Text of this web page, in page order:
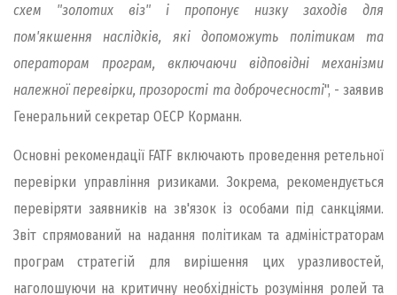
схем "золотих віз" і пропонує низку заходів для
пом'якшення наслідків, які допоможуть політикам та
операторам програм, включаючи відповідні механізми
належної перевірки, прозорості та доброчесності", - заявив
Генеральний секретар ОЕСР Корманн.
Основні рекомендації FATF включають проведення ретельної
перевірки управління ризиками. Зокрема, рекомендується
перевіряти заявників на зв'язок із особами під санкціями.
Звіт спрямований на надання політикам та адміністраторам
програм стратегій для вирішення цих уразливостей,
наголошуючи на критичну необхідність розуміння ролей та